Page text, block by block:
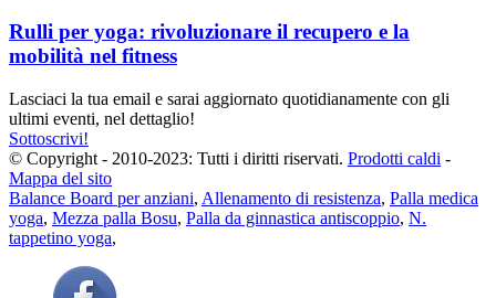
Rulli per yoga: rivoluzionare il recupero e la
mobilità nel fitness
Lasciaci la tua email e sarai aggiornato quotidianamente con gli
ultimi eventi, nel dettaglio!
Sottoscrivi!
© Copyright - 2010-2023: Tutti i diritti riservati. Prodotti caldi -
Mappa del sito
Balance Board per anziani, Allenamento di resistenza, Palla medica
yoga, Mezza palla Bosu, Palla da ginnastica antiscoppio, N.
tappetino yoga,